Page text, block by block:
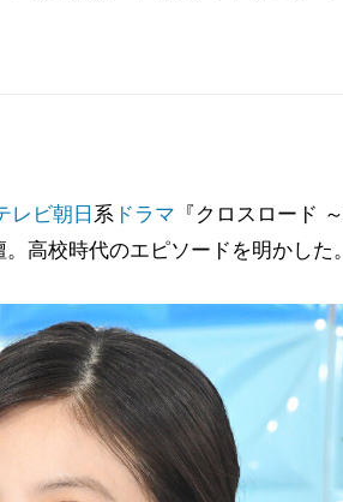
レビ朝日 系 ドラマ 『クロスロード
高校時代のエピソードを明かした。